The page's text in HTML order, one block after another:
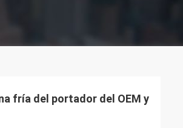
fría del portador del OEM y